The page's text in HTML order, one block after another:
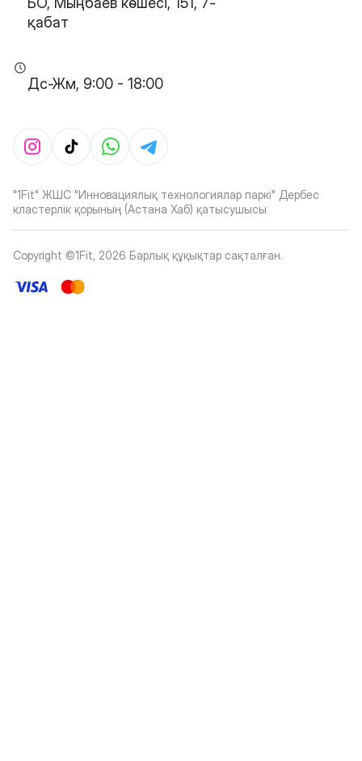
қабат
Дс-Жм, 9:00 - 18:00
"1Fit" ЖШС "Инновациялық технологиялар паркі" Дербес
кластерлік қорының (Астана Хаб) қатысушысы
Copyright ©1Fit, 2026 Барлық құқықтар сақталған.